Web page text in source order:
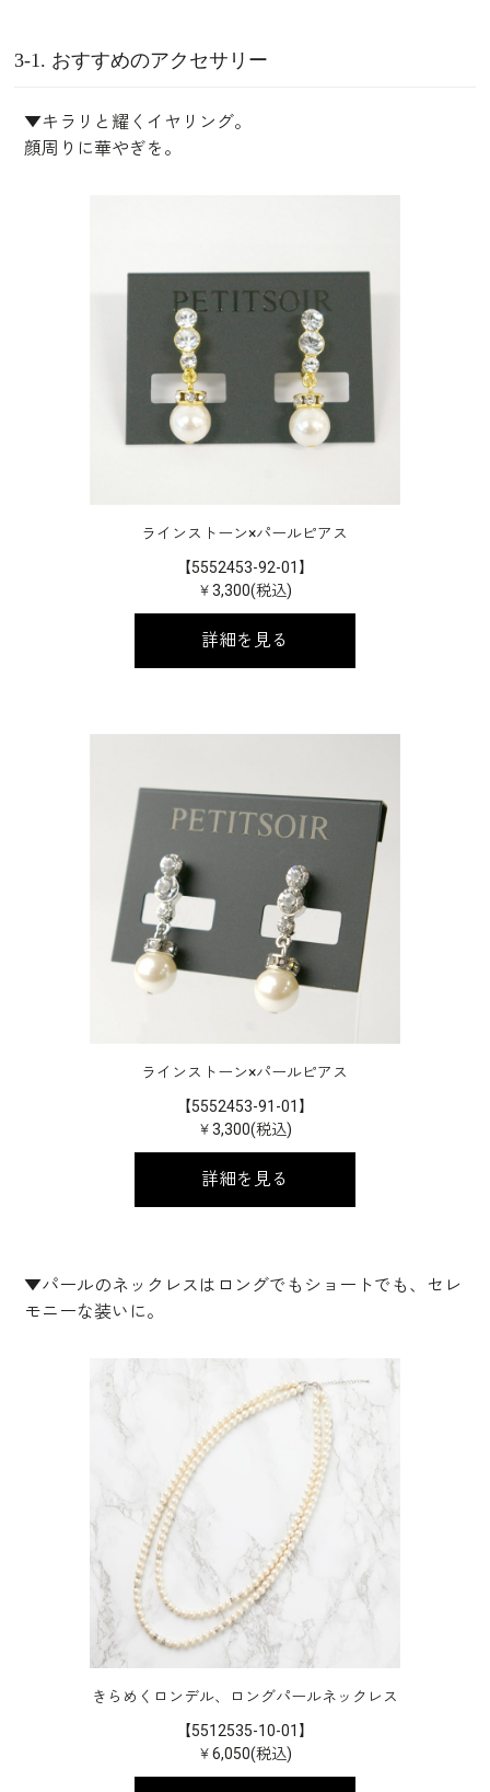
3-1. おすすめのアクセサリー
▼キラリと耀くイヤリング。
顔周りに華やぎを。
ラインストーン×パールピアス
【5552453-92-01】
￥3,300(税込)
詳細を見る
ラインストーン×パールピアス
【5552453-91-01】
￥3,300(税込)
詳細を見る
▼パールのネックレスはロングでもショートでも、セレ
モニーな装いに。
きらめくロンデル、ロングパールネックレス
【5512535-10-01】
￥6,050(税込)